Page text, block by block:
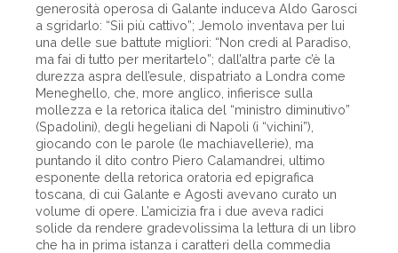
generosità operosa di Galante induceva Aldo Garosci
a sgridarlo: “Sii più cattivo”; Jemolo inventava per lui
una delle sue battute migliori: “Non credi al Paradiso,
ma fai di tutto per meritartelo”; dall’altra parte c’è la
durezza aspra dell’esule, dispatriato a Londra come
Meneghello, che, more anglico, infierisce sulla
mollezza e la retorica italica del “ministro diminutivo”
(Spadolini), degli hegeliani di Napoli (i “vichini”),
giocando con le parole (le machiavellerie), ma
puntando il dito contro Piero Calamandrei, ultimo
esponente della retorica oratoria ed epigrafica
toscana, di cui Galante e Agosti avevano curato un
volume di opere. L’amicizia fra i due aveva radici
solide da rendere gradevolissima la lettura di un libro
che ha in prima istanza i caratteri della commedia